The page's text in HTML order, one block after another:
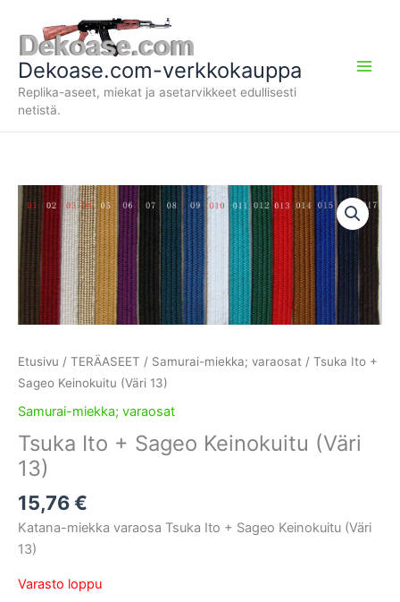
sisältöön
Dekoase.com-verkkokauppa
Replika-aseet, miekat ja asetarvikkeet edullisesti
netistä.
Etusivu / TERÄASEET / Samurai-miekka; varaosat / Tsuka Ito +
Sageo Keinokuitu (Väri 13)
Samurai-miekka; varaosat
Tsuka Ito + Sageo Keinokuitu (Väri
13)
15,76€
Katana-miekka varaosa Tsuka Ito + Sageo Keinokuitu (Väri
13)
Varasto loppu